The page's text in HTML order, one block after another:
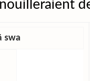
swa